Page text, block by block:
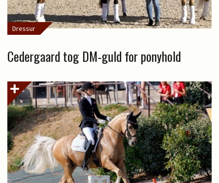
Dressur
Cedergaard tog DM-guld for ponyhold